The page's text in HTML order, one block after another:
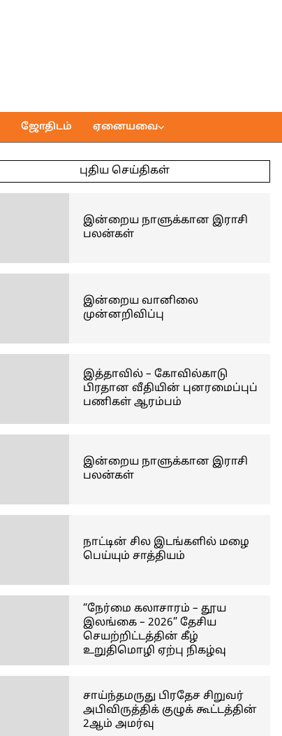
ஜோதிடம் ஏனையவை
புதிய செய்திகள்
இன்றைய நாளுக்கான இராசி
பலன்கள்
இன்றைய வானிலை
முன்னறிவிப்பு
இத்தாவில் – கோவில்காடு
பிரதான வீதியின் புனரமைப்புப்
பணிகள் ஆரம்பம்
இன்றைய நாளுக்கான இராசி
பலன்கள்
நாட்டின் சில இடங்களில் மழை
பெய்யும் சாத்தியம்
“நேர்மை கலாசாரம் – தூய
இலங்கை – 2026” தேசிய
செயற்றிட்டத்தின் கீழ்
உறுதிமொழி ஏற்பு நிகழ்வு
சாய்ந்தமருது பிரதேச சிறுவர்
அபிவிருத்திக் குழுக் கூட்டத்தின்
2ஆம் அமர்வு